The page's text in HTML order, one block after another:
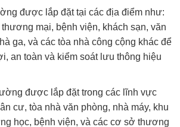
được lắp đặt tại các địa điểm như:
mại, bệnh viện, khách sạn, văn
ga, và các tòa nhà công cộng khác để
an toàn và kiểm soát lưu thông hiệu
được lắp đặt trong các lĩnh vực
cư, tòa nhà văn phòng, nhà máy, khu
học, bệnh viện, và các cơ sở thương